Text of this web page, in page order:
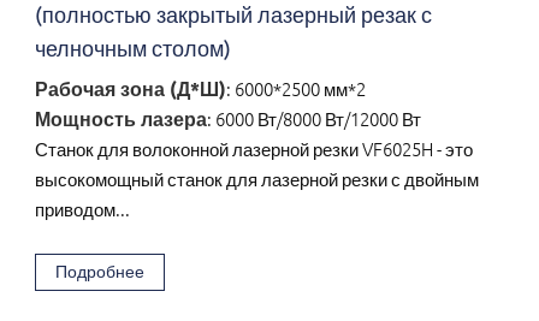
(полностью закрытый лазерный резак с
челночным столом)
Рабочая зона (Д*Ш): 6000*2500 мм*2
Мощность лазера: 6000 Вт/8000 Вт/12000 Вт
Станок для волоконной лазерной резки VF6025H - это
высокомощный станок для лазерной резки с двойным
приводом...
Подробнее